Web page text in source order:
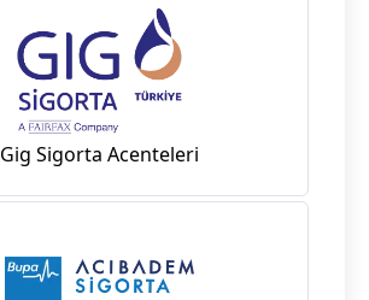
Gig Sigorta Acenteleri